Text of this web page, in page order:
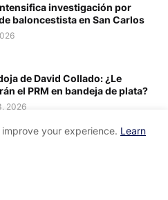
investigación por
baloncestista en San Carlos
de David Collado: ¿Le
el PRM en bandeja de plata?
2026
your experience. Learn